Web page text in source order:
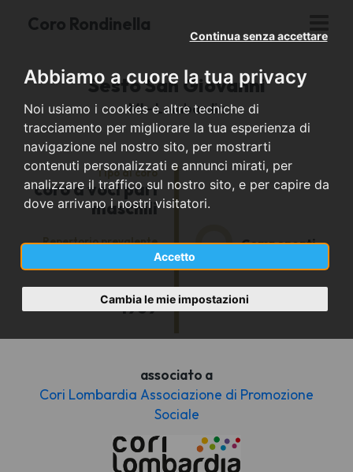
Abbiamo a cuore la tua privacy
Noi usiamo i cookies e altre tecniche di
tracciamento per migliorare la tua esperienza di
navigazione nel nostro sito, per mostrarti
contenuti personalizzati e annunci mirati, per
analizzare il traffico sul nostro sito, e per capire da
dove arrivano i nostri visitatori.
Accetto
Continua senza accettare
Cambia le mie impostazioni
Coro Rondinella
Sesto San Giovanni
MI - Lombardia
Tipo di coro
coro a voci pari
maschili
Repertorio prevalente
popolare
Anno di fondazione
1969
- Componenti
associato a
Cori Lombardia Associazione di Promozione
Sociale